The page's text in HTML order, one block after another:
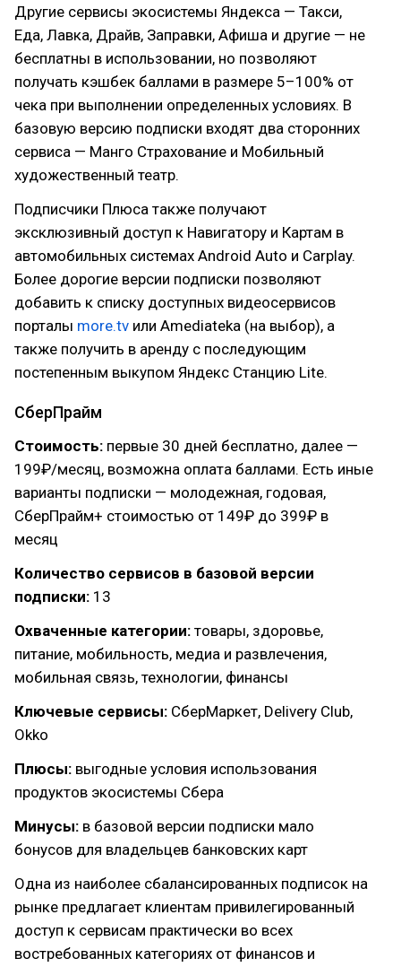
Другие сервисы экосистемы Яндекса — Такси,
Еда, Лавка, Драйв, Заправки, Афиша и другие — не
бесплатны в использовании, но позволяют
получать кэшбек баллами в размере 5–100% от
чека при выполнении определенных условиях. В
базовую версию подписки входят два сторонних
сервиса — Манго Страхование и Мобильный
художественный театр.
Подписчики Плюса также получают
эксклюзивный доступ к Навигатору и Картам в
автомобильных системах Android Auto и Carplay.
Более дорогие версии подписки позволяют
добавить к списку доступных видеосервисов
порталы more.tv или Amediateka (на выбор), а
также получить в аренду с последующим
постепенным выкупом Яндекс Станцию Lite.
СберПрайм
Стоимость: первые 30 дней бесплатно, далее —
199₽/месяц, возможна оплата баллами. Есть иные
варианты подписки — молодежная, годовая,
СберПрайм+ стоимостью от 149₽ до 399₽ в
месяц
Количество сервисов в базовой версии
подписки: 13
Охваченные категории: товары, здоровье,
питание, мобильность, медиа и развлечения,
мобильная связь, технологии, финансы
Ключевые сервисы: СберМаркет, Delivery Club,
Okko
Плюсы: выгодные условия использования
продуктов экосистемы Сбера
Минусы: в базовой версии подписки мало
бонусов для владельцев банковских карт
Одна из наиболее сбалансированных подписок на
рынке предлагает клиентам привилегированный
доступ к сервисам практически во всех
востребованных категориях от финансов и